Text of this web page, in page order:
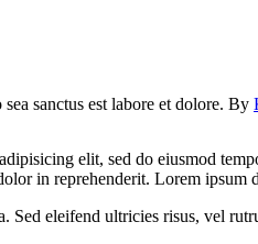
sanctus est labore et dolore. By
elit, sed do eiusmod
in reprehenderit. Lorem ipsum
Sed eleifend ultricies risus, vel